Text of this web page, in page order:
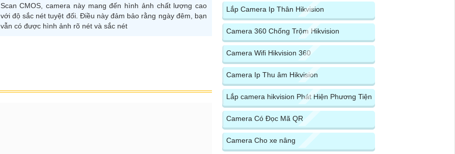
Scan CMOS, camera này mang đến hình ảnh chất lượng cao
với độ sắc nét tuyệt đối. Điều này đảm bảo rằng ngày đêm, bạn
vẫn có được hình ảnh rõ nét và sắc nét
Lắp Camera Ip Thân Hikvision
Camera 360 Chống Trộm Hikvision
Camera Wifi Hikvision 360
Camera Ip Thu âm Hikvision
Lắp camera hikvision Phát Hiện Phương Tiện
Camera Có Đọc Mã QR
Camera Cho xe nâng